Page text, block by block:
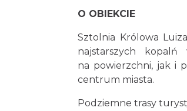
O OBIEKCIE
Sztolnia Królowa
najstarszych
na powierzchni, jak i
centrum miasta.
Podziemne trasy